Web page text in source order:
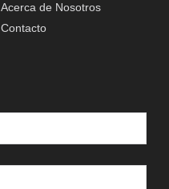
Acerca de Nosotros
Contacto